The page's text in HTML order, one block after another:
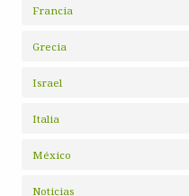
Francia
Grecia
Israel
Italia
México
Noticias